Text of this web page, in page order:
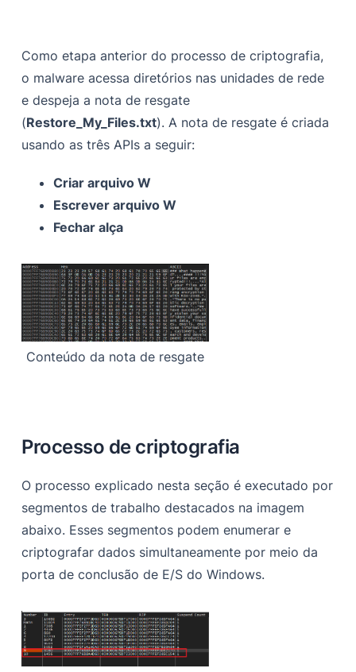
Como etapa anterior do processo de criptografia,
o malware acessa diretórios nas unidades de rede
e despeja a nota de resgate
(Restore_My_Files.txt). A nota de resgate é criada
usando as três APIs a seguir:
Criar arquivo W
Escrever arquivo W
Fechar alça
Conteúdo da nota de resgate
Processo de criptografia
O processo explicado nesta seção é executado por
segmentos de trabalho destacados na imagem
abaixo. Esses segmentos podem enumerar e
criptografar dados simultaneamente por meio da
porta de conclusão de E/S do Windows.